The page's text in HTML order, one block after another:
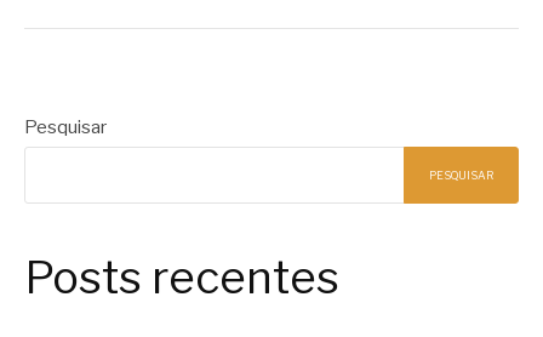
Pesquisar
PESQUISAR
Posts recentes